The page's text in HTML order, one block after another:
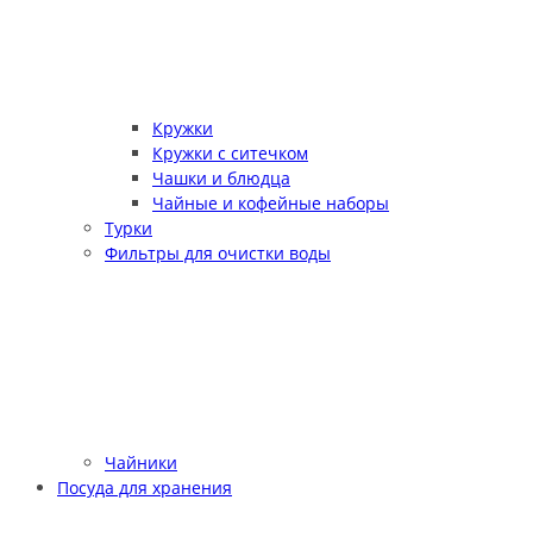
Кружки
Кружки с ситечком
Чашки и блюдца
Чайные и кофейные наборы
Турки
Фильтры для очистки воды
Чайники
Посуда для хранения